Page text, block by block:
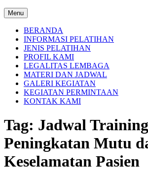
Menu
BERANDA
INFORMASI PELATIHAN
JENIS PELATIHAN
PROFIL KAMI
LEGALITAS LEMBAGA
MATERI DAN JADWAL
GALERI KEGIATAN
KEGIATAN PERMINTAAN
KONTAK KAMI
Tag: Jadwal Training
Peningkatan Mutu
Keselamatan Pasien